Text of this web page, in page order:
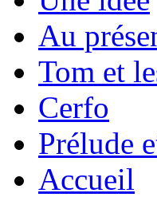
Au
Tom et
Cerfo
Prélude
Accueil